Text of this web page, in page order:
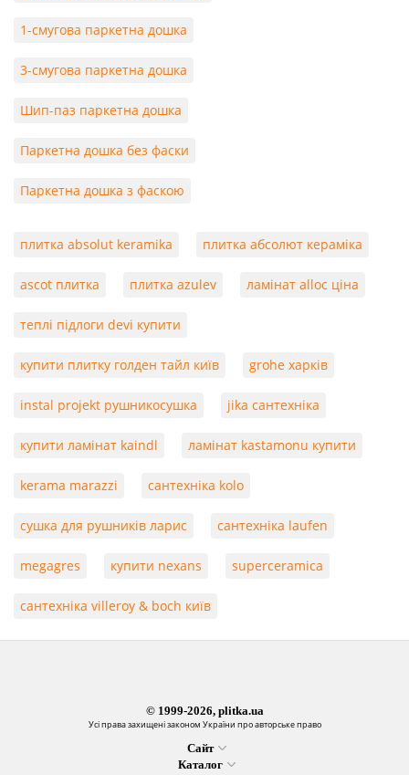
1-смугова паркетна дошка
3-смугова паркетна дошка
Шип-паз паркетна дошка
Паркетна дошка без фаски
Паркетна дошка з фаскою
плитка absolut keramika плитка абсолют кераміка
ascot плитка плитка azulev ламінат alloc ціна
теплі підлоги devi купити
купити плитку голден тайл київ grohe харків
instal projekt рушникосушка jika сантехніка
купити ламінат kaindl ламінат kastamonu купити
kerama marazzi сантехніка kolo
сушка для рушників ларис сантехніка laufen
megagres купити nexans superceramica
сантехніка villeroy & boch київ
© 1999-2026, plitka.ua
Усі права захищені законом України про авторське право
Сайт
Каталог